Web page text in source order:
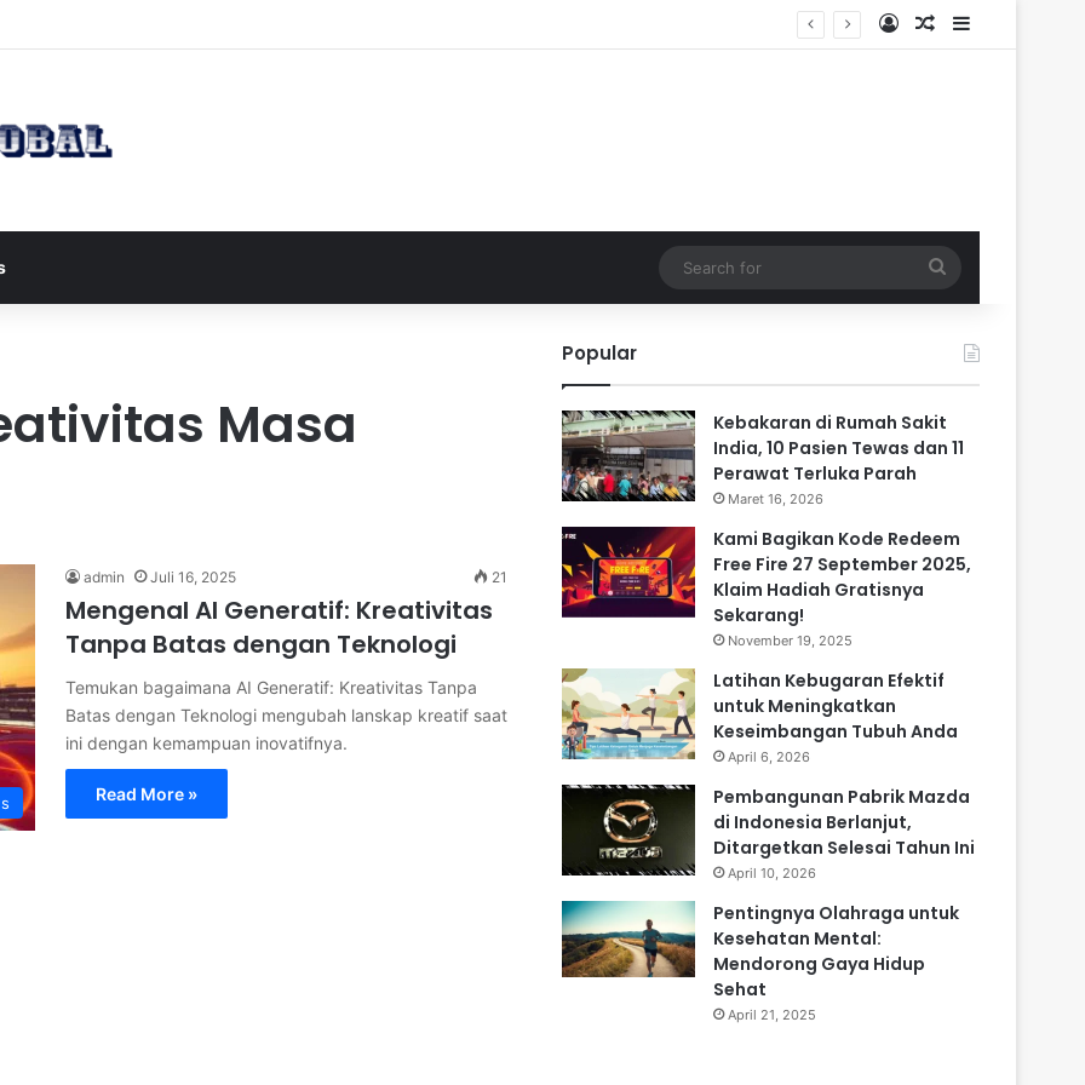
Log InRandom Article
Sidebar
for
Masa
admin Juli 16, 2025 21
Mengenal AI Generatif: Kreativitas
Tanpa Batas dengan Teknologi
Temukan bagaimana AI Generatif: Kreativitas Tanpa
Batas dengan Teknologi mengubah lanskap kreatif saat
ini dengan kemampuan inovatifnya.
Read More »
Popular
Kebakaran di Rumah Sakit
India, 10 Pasien Tewas dan 11
Perawat Terluka Parah
Maret 16, 2026
Kami Bagikan Kode Redeem
Free Fire 27 September 2025,
Klaim Hadiah Gratisnya
Sekarang!
November 19, 2025
Latihan Kebugaran Efektif
untuk Meningkatkan
Keseimbangan Tubuh Anda
April 6, 2026
Pembangunan Pabrik Mazda
di Indonesia Berlanjut,
Ditargetkan Selesai Tahun Ini
April 10, 2026
Pentingnya Olahraga untuk
Kesehatan Mental:
Mendorong Gaya Hidup
Sehat
April 21, 2025